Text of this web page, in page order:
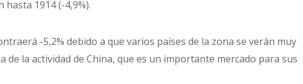
hasta 1914 (-4,9%).
-5,2% debido a que varios países de la zona se verán muy
de la actividad de China, que es un importante mercado para sus